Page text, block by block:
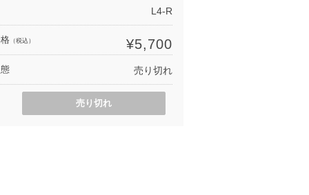
L4-R
（税込） ¥5,700
売り切れ
売り切れ